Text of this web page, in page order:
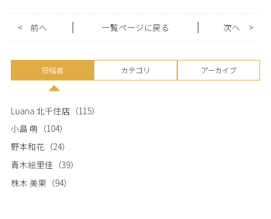
< 前へ 一覧ページに戻る >
次へ
投稿者 カテゴリ アーカイブ
Luana 北千住店 （115）
小島 萌 （104）
野本和花 （24）
青木絵里佳 （39）
株木 美果 （94）